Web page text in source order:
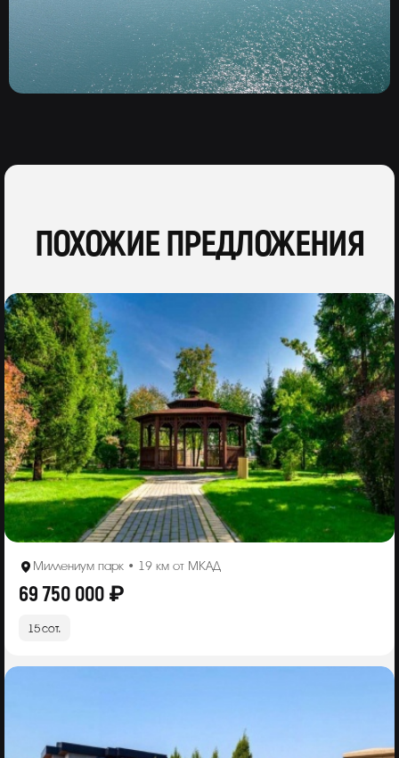
ПОХОЖИЕ ПРЕДЛОЖЕНИЯ
Миллениум парк • 19 км от МКАД
69 750 000 ₽
15 сот.